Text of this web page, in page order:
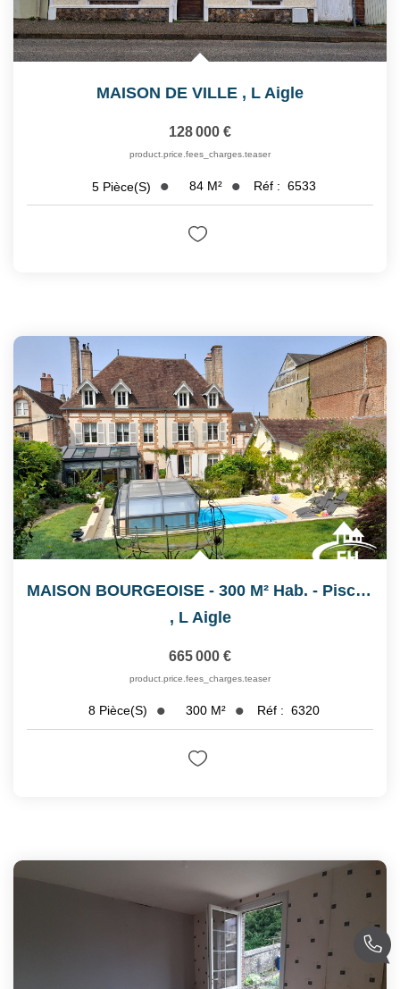
MAISON DE VILLE , L Aigle
128 000 €
product.price.fees_charges.teaser
5 Pièce(s) 84 M² Réf : 6533
MAISON BOURGEOISE - 300 M² Hab. - Piscine
, L Aigle
665 000 €
product.price.fees_charges.teaser
8 Pièce(s) 300 M² Réf : 6320